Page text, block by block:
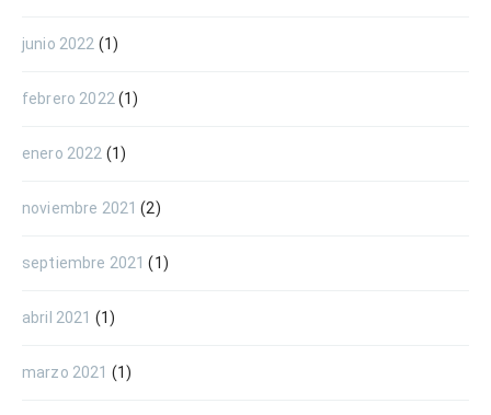
junio 2022 (1)
febrero 2022(1)
enero 2022 (1)
noviembre 2021 (2)
septiembre 2021 (1)
abril 2021 (1)
marzo 2021 (1)